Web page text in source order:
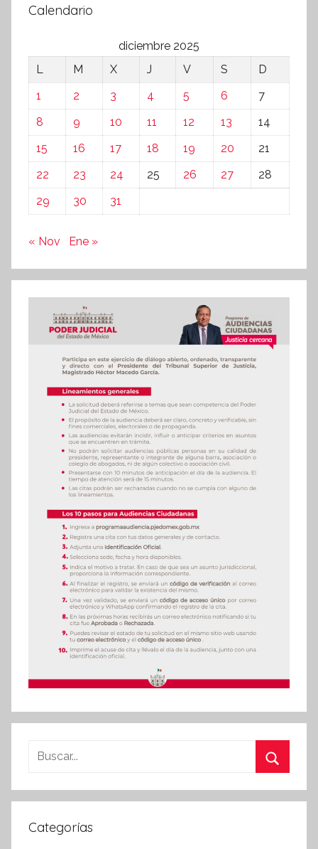
Calendario
diciembre 2025
L
M X J V S
D
1
2 3 4 5 6
7
8
9 10 11 12 13
14
15
16 17 18 19 20
21
22
23 24 25 26 27
28
29
30 31
« Nov Ene »
Buscar:
Categorías